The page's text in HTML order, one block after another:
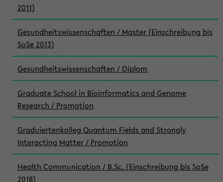
2011)
Gesundheitswissenschaften / Master (Einschreibung bis
SoSe 2013)
Gesundheitswissenschaften / Diplom
Graduate School in Bioinformatics and Genome
Research / Promotion
Graduiertenkolleg Quantum Fields and Strongly
Interacting Matter / Promotion
Health Communication / B.Sc. (Einschreibung bis SoSe
2018)